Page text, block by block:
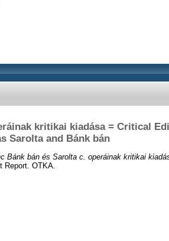
kritikai kiadása = Critical
Sarolta and Bánk bán
Bánk bán és Sarolta c. operáinak kritikai
Report. OTKA.